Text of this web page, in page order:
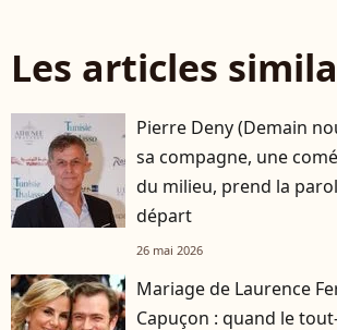
Les articles
Pierre Deny (Demain
sa compagne, une
du milieu, prend la
départ
26 mai 2026
Mariage de Laurence
Capuçon : quand le